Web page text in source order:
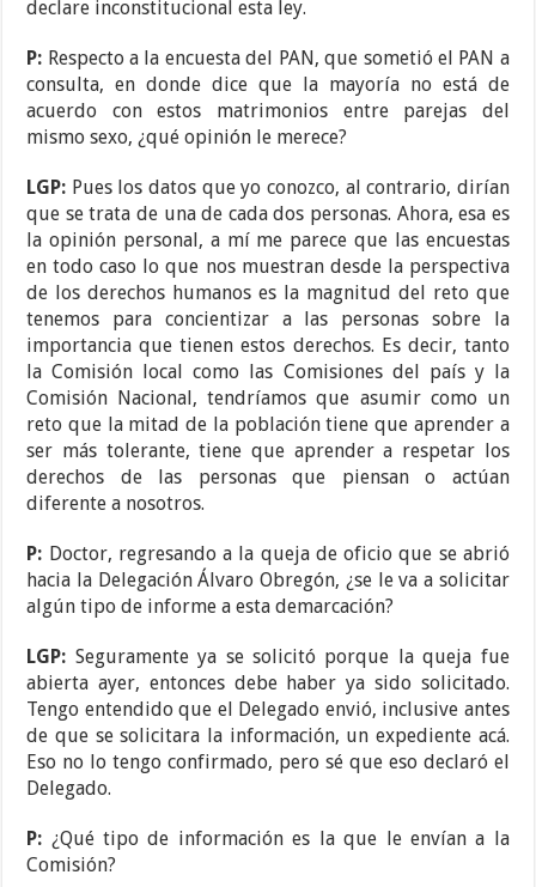
declare inconstitucional esta ley.
P: Respecto a la encuesta del PAN, que sometió el PAN a
consulta, en donde dice que la mayoría no está de
acuerdo con estos matrimonios entre parejas del
mismo sexo, ¿qué opinión le merece?
LGP: Pues los datos que yo conozco, al contrario, dirían
que se trata de una de cada dos personas. Ahora, esa es
la opinión personal, a mí me parece que las encuestas
en todo caso lo que nos muestran desde la perspectiva
de los derechos humanos es la magnitud del reto que
tenemos para concientizar a las personas sobre la
importancia que tienen estos derechos. Es decir, tanto
la Comisión local como las Comisiones del país y la
Comisión Nacional, tendríamos que asumir como un
reto que la mitad de la población tiene que aprender a
ser más tolerante, tiene que aprender a respetar los
derechos de las personas que piensan o actúan
diferente a nosotros.
P: Doctor, regresando a la queja de oficio que se abrió
hacia la Delegación Álvaro Obregón, ¿se le va a solicitar
algún tipo de informe a esta demarcación?
LGP: Seguramente ya se solicitó porque la queja fue
abierta ayer, entonces debe haber ya sido solicitado.
Tengo entendido que el Delegado envió, inclusive antes
de que se solicitara la información, un expediente acá.
Eso no lo tengo confirmado, pero sé que eso declaró el
Delegado.
P: ¿Qué tipo de información es la que le envían a la
Comisión?